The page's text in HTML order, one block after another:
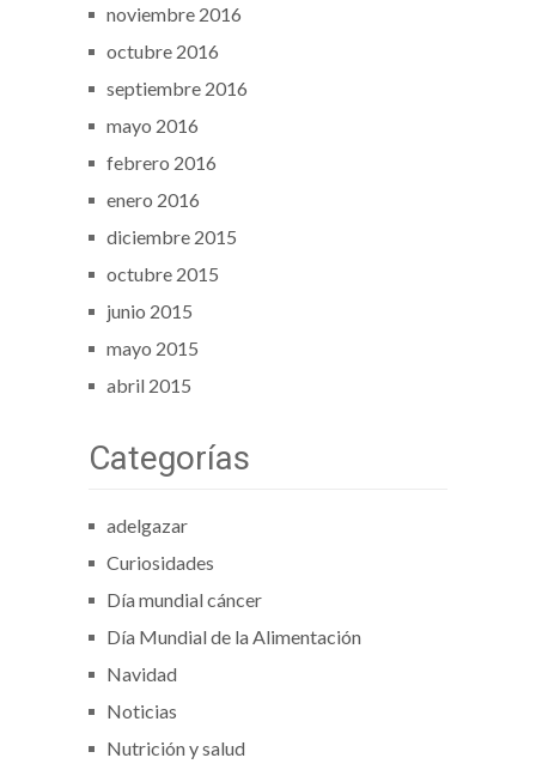
noviembre 2016
octubre 2016
septiembre 2016
mayo 2016
febrero 2016
enero 2016
diciembre 2015
octubre 2015
junio 2015
mayo 2015
abril 2015
Categorías
adelgazar
Curiosidades
Día mundial cáncer
Día Mundial de la Alimentación
Navidad
Noticias
Nutrición y salud